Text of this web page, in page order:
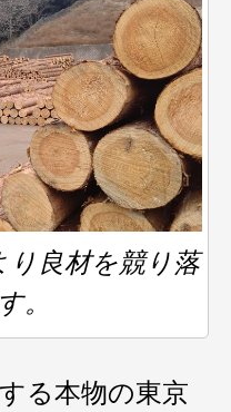
り良材を競り落
。
る本物の東京